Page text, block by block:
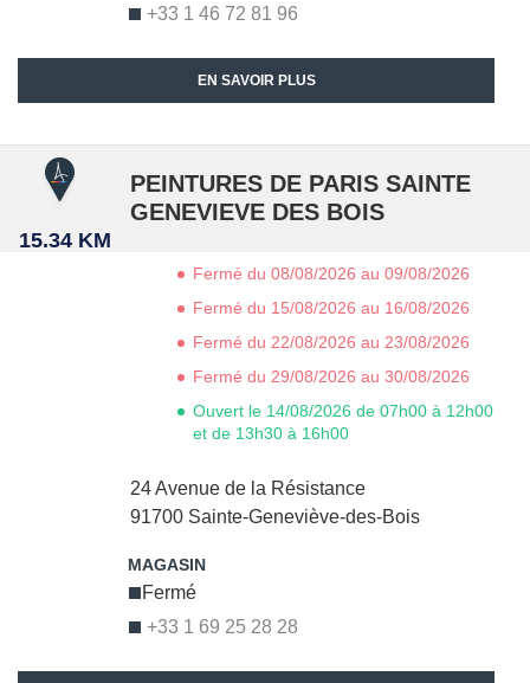
+33 1 46 72 81 96
EN SAVOIR PLUS
15.34 KM
PEINTURES DE PARIS SAINTE
GENEVIEVE DES BOIS
24 Avenue de la Résistance
91700 Sainte-Geneviève-des-Bois
+33 1 69 25 28 28
Fermé
Fermé du 08/08/2026 au 09/08/2026
Fermé du 15/08/2026 au 16/08/2026
Fermé du 22/08/2026 au 23/08/2026
Fermé du 29/08/2026 au 30/08/2026
Ouvert le 14/08/2026 de 07h00 à 12h00
et de 13h30 à 16h00